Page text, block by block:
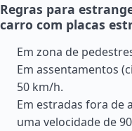
Regras para
carro com placas
Em zona de
Em assentamentos
50 km/h.
Em estradas fora de
uma velocidade de